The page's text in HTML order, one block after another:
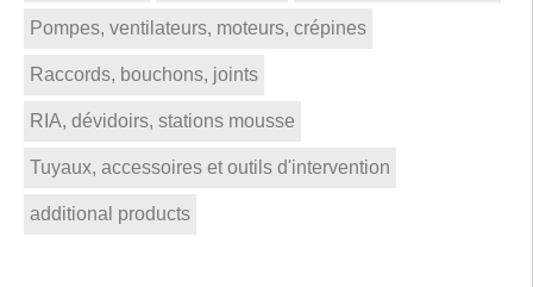
Pompes, ventilateurs, moteurs, crépines
Raccords, bouchons, joints
RIA, dévidoirs, stations mousse
Tuyaux, accessoires et outils d'intervention
additional products